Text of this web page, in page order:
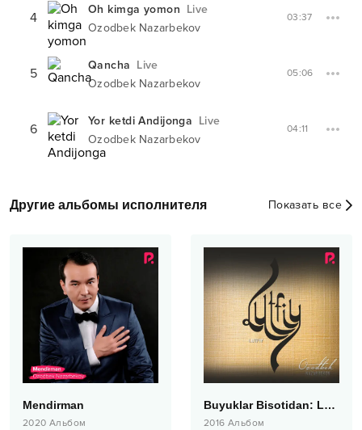
4 Oh kimga yomon Live
Ozodbek Nazarbekov
03:37
5 Qancha Live
Ozodbek Nazarbekov
05:06
6 Yor ketdi Andijonga Live
Ozodbek Nazarbekov
04:11
Другие альбомы исполнителя Показать все
Mendirman
2020 Альбом
Buyuklar Bisotidan: Lutfiy
2016 Альбом